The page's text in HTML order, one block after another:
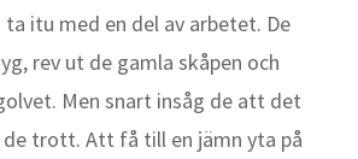
itu med en del av arbetet. De
rev ut de gamla skåpen och
Men snart insåg de att det
de trott. Att få till en jämn yta på